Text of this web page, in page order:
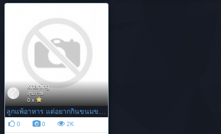
khaning
สุขภาพ
0 x
0 0 2K